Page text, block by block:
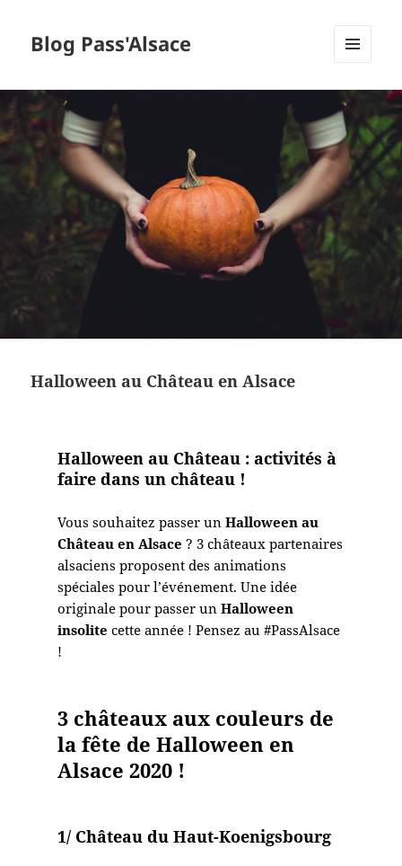
Blog Pass'Alsace
WIDGETS
Halloween au Château en Alsace
Halloween au Château : activités à
faire dans un château !
Vous souhaitez passer un Halloween au
Château en Alsace ? 3 châteaux partenaires
alsaciens proposent des animations
spéciales pour l’événement. Une idée
originale pour passer un Halloween
insolite cette année ! Pensez au #PassAlsace
!
3 châteaux aux couleurs de
la fête de Halloween en
Alsace 2020 !
1/ Château du Haut-Koenigsbourg